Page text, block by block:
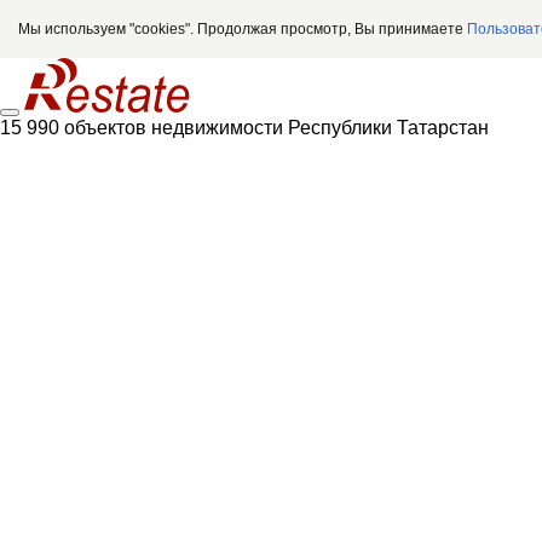
Мы используем "cookies". Продолжая просмотр, Вы принимаете
15 990 объектов недвижимости Республики Татарстан